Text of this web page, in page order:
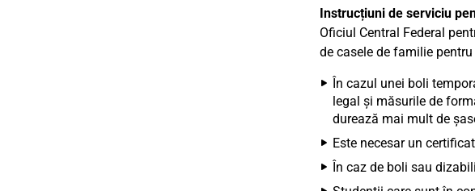
Instrucțiuni de serviciu
Oficiul Central Federal
de casele de familie
În cazul unei boli
legal și măsurile de
durează mai mult de
Este necesar un
În caz de boli sau